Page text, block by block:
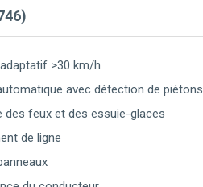
>30 km/h
avec détection de piétons
des feux et des essuie-glaces
de ligne